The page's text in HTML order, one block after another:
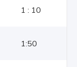
1 : 10
1:50